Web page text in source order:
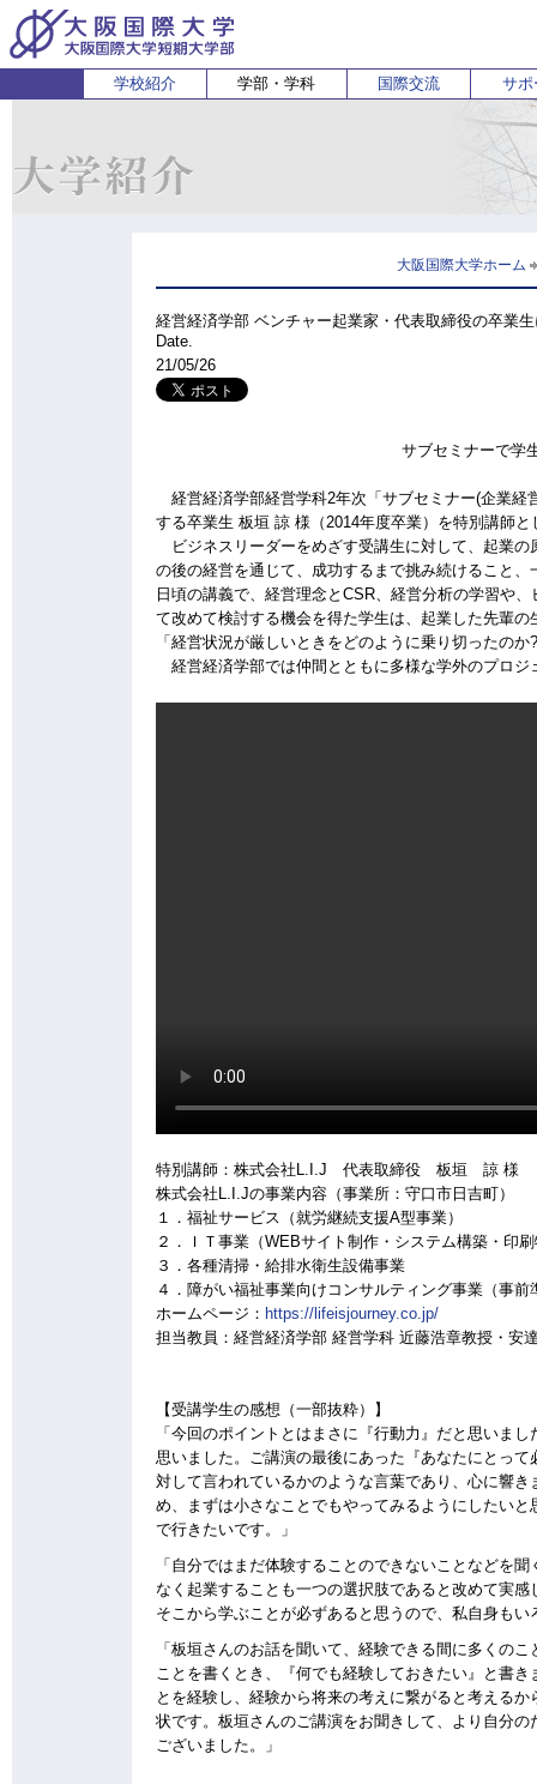
学校紹介 学部・学科
経営学科 国際
国際交流 サポ
卒業生
English
大阪国際大学ホーム
経営経済学部 ベンチャー起業家・代表取締役の卒業
Date.
21/05/26
サブセミナーで学
経営経済学部経営学科2年次「サブセミナー(企業経
する卒業生 板垣 諒 様（2014年度卒業）を特別講師
ビジネスリーダーをめざす受講生に対して、起業の
の後の経営を通じて、成功するまで挑み続けること
日頃の講義で、経営理念とCSR、経営分析の学習や
て改めて検討する機会を得た学生は、起業した先輩
「経営状況が厳しいときをどのように乗り切ったの
経営経済学部では仲間とともに多様な学外のプロ
特別講師：株式会社L.I.J 代表取締役 板垣 諒 様
株式会社L.I.Jの事業内容（事業所：守口市日吉町）
１．福祉サービス（就労継続支援A型事業）
２．ＩＴ事業（WEBサイト制作・システム構築・印
３．各種清掃・給排水衛生設備事業
４．障がい福祉事業向けコンサルティング事業（事前
ホームページ： https://lifeisjourney.co.jp/
担当教員：経営経済学部 経営学科 近藤浩章教授・安
【受講学生の感想（一部抜粋）】
「今回のポイントとはまさに『行動力』だと思いま
思いました。ご講演の最後にあった『あなたにとっ
対して言われているかのような言葉であり、心に響
め、まずは小さなことでもやってみるようにしたい
で行きたいです。」
「自分ではまだ体験することのできないことなどを
なく起業することも一つの選択肢であると改めて実
そこから学ぶことが必ずあると思うので、私自身も
「板垣さんのお話を聞いて、経験できる間に多くの
ことを書くとき、『何でも経験しておきたい』と書
とを経験し、経験から将来の考えに繋がると考える
状です。板垣さんのご講演をお聞きして、より自分
ございました。」